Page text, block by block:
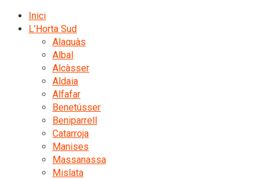
Inici
L’Horta Sud
Alaquàs
Albal
Alcàsser
Aldaia
Alfafar
Benetússer
Beniparrell
Catarroja
Manises
Massanassa
Mislata